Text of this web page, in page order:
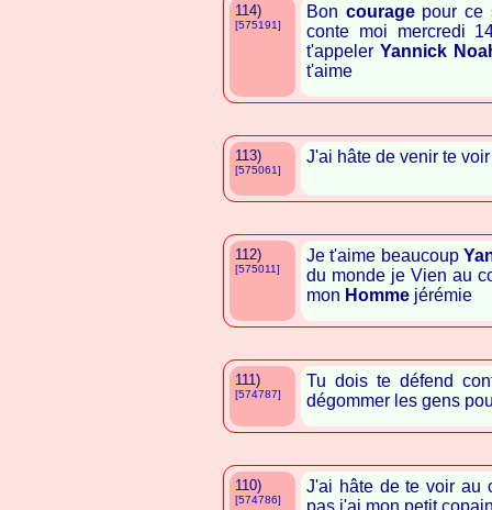
114)
[575191]
Bon couragepour ce
conte moi mercredi
t'appeler Yannick
t'aime
113)
[575061]
J'ai hâte de venir te
112)
[575011]
Je t'aime beaucoup
du monde je Vien au
mon Homme jérémie
111)
[574787]
Tu dois te défend
dégommer les gens
110)
[574786]
J'ai hâte de te voir au
pas j'ai mon petit